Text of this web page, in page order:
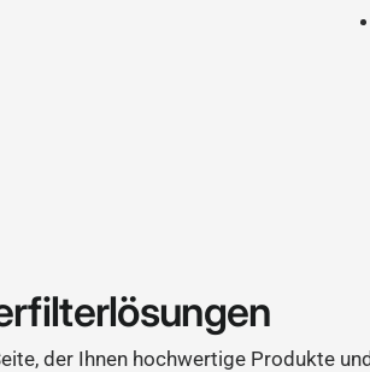
der Ihnen hochwertige Produkte